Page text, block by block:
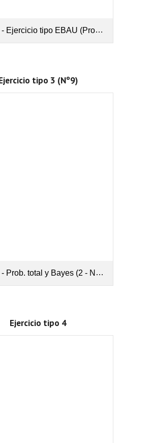
tipo EBAU (Probabilidad total + Bayes).pdf
tipo 3 (Nº9)
Prob. total y Bayes (2 - Nº9).pdf
Ejercicio tipo 4